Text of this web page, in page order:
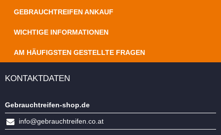
GEBRAUCHTREIFEN ANKAUF
WICHTIGE INFORMATIONEN
AM HÄUFIGSTEN GESTELLTE FRAGEN
KONTAKTDATEN
Gebrauchtreifen-shop.de
info@gebrauchtreifen.co.at